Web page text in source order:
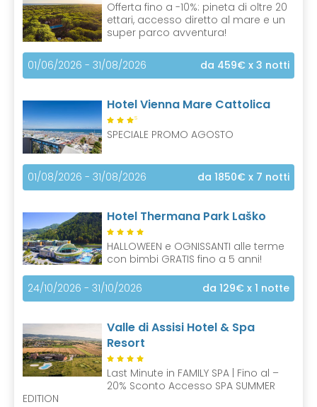
Offerta fino a -10%: pineta di oltre 20
ettari, accesso diretto al mare e un
super parco avventura!
01/06/2026 - 31/08/2026 da 459€ x 3 notti
Hotel Vienna Mare Cattolica
S
SPECIALE PROMO AGOSTO
01/08/2026 - 31/08/2026 da 1850€ x 7 notti
Hotel Thermana Park Laško
HALLOWEEN e OGNISSANTI alle terme
con bimbi GRATIS fino a 5 anni!
24/10/2026 - 31/10/2026 da 129€ x 1 notte
Valle di Assisi Hotel & Spa
Resort
Last Minute in FAMILY SPA | Fino al –
20% Sconto Accesso SPA SUMMER
EDITION